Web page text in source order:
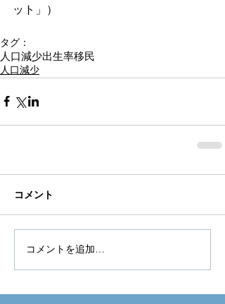
ット」）
タグ：
人口減少出生率移民
人口減少
コメント
コメントを追加…